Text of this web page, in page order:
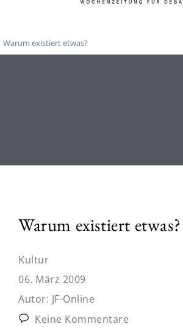
Warum existiert etwas?
Warum existiert etwas?
Kultur
06. März 2009
Autor: JF-Online
Keine Kommentare